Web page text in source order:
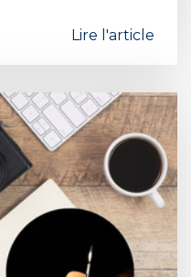
Lire l'article